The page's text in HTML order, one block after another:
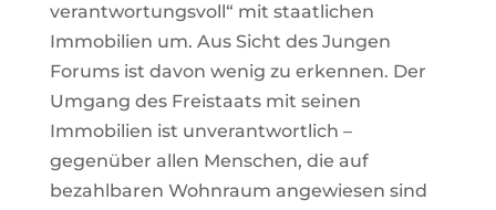
verantwortungsvoll“ mit staatlichen
Immobilien um. Aus Sicht des Jungen
Forums ist davon wenig zu erkennen. Der
Umgang des Freistaats mit seinen
Immobilien ist unverantwortlich –
gegenüber allen Menschen, die auf
bezahlbaren Wohnraum angewiesen sind